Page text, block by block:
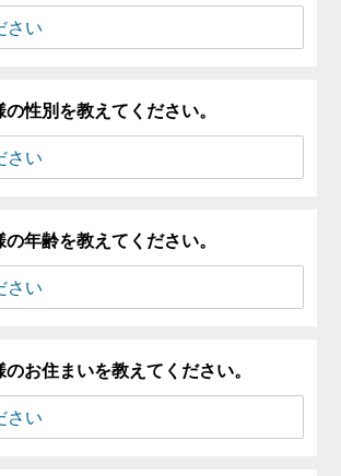
性別を教えてください。
年齢を教えてください。
のお住まいを教えてください。